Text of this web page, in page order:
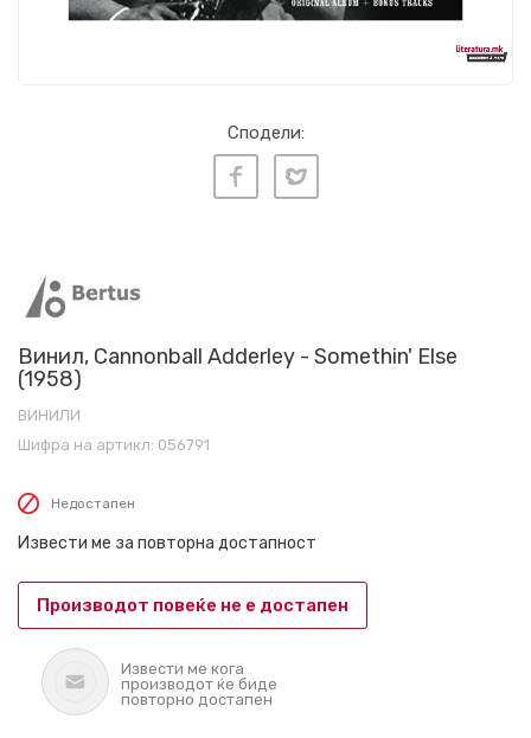
Сподели:
Винил, Cannonball Adderley - Somethin' Else
(1958)
ВИНИЛИ
Шифра на артикл: 056791
Недостапен
Извести ме за повторна достапност
Производот повеќе не е достапен
Извести ме кога
производот ќе биде
повторно достапен